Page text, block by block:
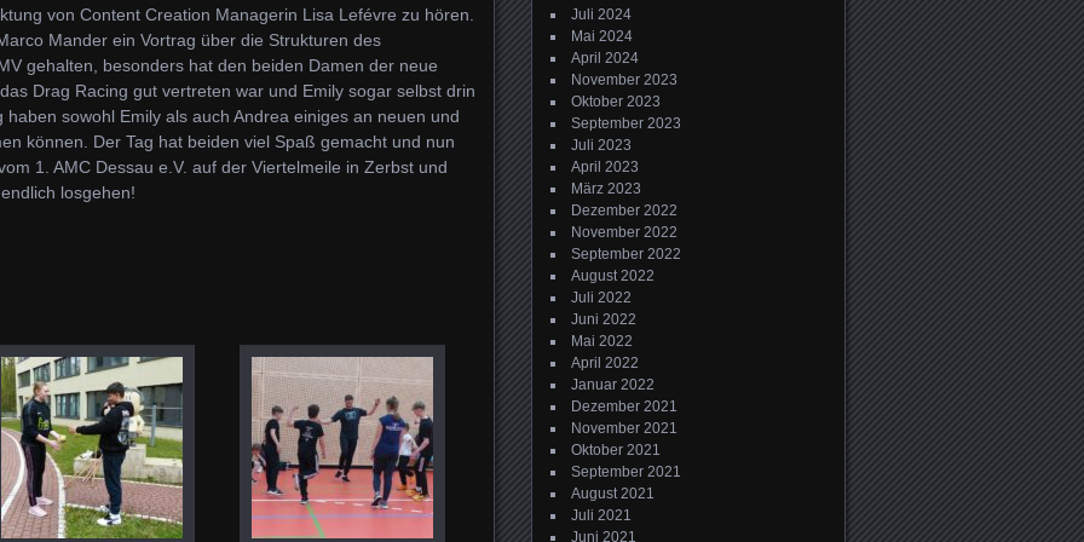
von Content Creation Managerin Lisa Lefévre zu hören.
Mander ein Vortrag über die Strukturen des
gehalten, besonders hat den beiden Damen der neue
Drag Racing gut vertreten war und Emily sogar selbst drin
sowohl Emily als auch Andrea einiges an neuen und
können. Der Tag hat beiden viel Spaß gemacht und nun
1. AMC Dessau e.V. auf der Viertelmeile in Zerbst und
losgehen!
Juli 2024
Mai 2024
April 2024
November 2023
Oktober 2023
September 2023
Juli 2023
April 2023
März 2023
Dezember 2022
November 2022
September 2022
August 2022
Juli 2022
Juni 2022
Mai 2022
April 2022
Januar 2022
Dezember 2021
November 2021
Oktober 2021
September 2021
August 2021
Juli 2021
Juni 2021